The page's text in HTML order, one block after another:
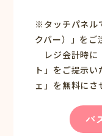
※タッチパネル
クバー）」をご
レジ会計時に
ト」をご提示
ェ」を無料にさ
パ